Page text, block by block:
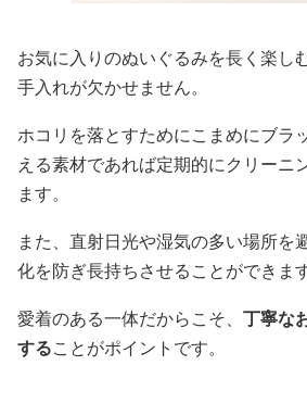
お気に入りのぬいぐるみを長く楽し
手入れが欠かせません。
ホコリを落とすためにこまめにブラ
える素材であれば定期的にクリーニ
ます。
また、直射日光や湿気の多い場所を
化を防ぎ長持ちさせることができます
愛着のある一体だからこそ、 丁寧な
することがポイントです。